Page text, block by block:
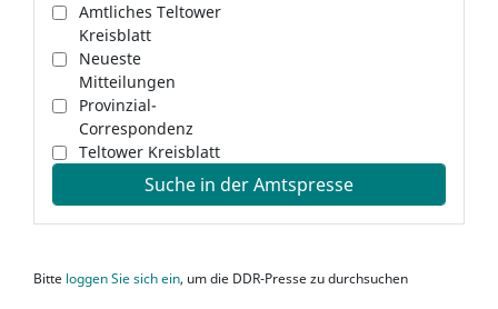
Amtliches Teltower
Kreisblatt
Neueste
Mitteilungen
Provinzial-
Correspondenz
Teltower Kreisblatt
Suche in der Amtspresse
Bitte loggen Sie sich ein, um die DDR-Presse zu durchsuchen